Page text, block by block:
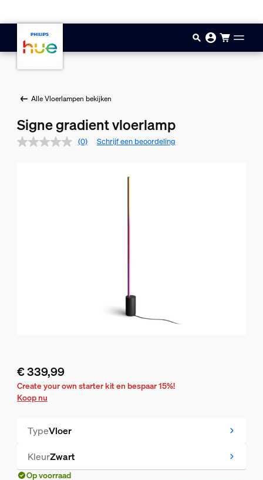
Alle Vloerlampen bekijken
Signe gradient vloerlamp
(0) Schrijf een beoordeling
De huidige prijs is € 339,99
€ 339,99
Create your own starter kit en bespaar 15%!
Koop nu
TypeVloer
KleurZwart
Op voorraad